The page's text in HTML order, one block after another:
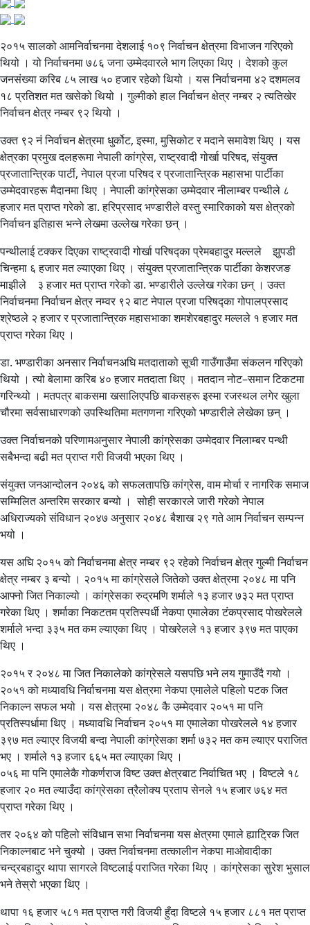
२०१५ सालको आमनिर्वाचनमा देशलाई १०९ निर्वाचन क्षेत्रमा विभाजन गरिएको
थियो । यो निर्वाचनमा ७८६ जना उम्मेदवारले भाग लिएका थिए । देशको कुल
जनसंख्या करिब ८५ लाख ५० हजार रहेको थियो । यस निर्वाचनमा ४२ दशमलव
१८ प्रतिशत मत खसेको थियो । गुल्मीको हाल निर्वाचन क्षेत्र नम्बर २ त्यतिखेर
निर्वाचन क्षेत्र नम्बर ९२ थियो ।
उक्त ९२ नं निर्वाचन क्षेत्रमा धुर्कोट, इस्मा, मुसिकोट र मदाने समावेश थिए । यस
क्षेत्रका प्रमुख दलहरूमा नेपाली कांग्रेस, राष्ट्रवादी गोर्खा परिषद, संयुक्त
प्रजातान्त्रिक पार्टी, नेपाल प्रजा परिषद र प्रजातान्त्रिक महासभा पार्टीका
उम्मेदवारहरू मैदानमा थिए । नेपाली कांग्रेसका उम्मेदवार नीलाम्बर पन्थीले ८
हजार मत प्राप्त गरेको डा. हरिप्रसाद भण्डारीले वस्तु स्मारिकाको यस क्षेत्रको
निर्वाचन इतिहास भन्ने लेखमा उल्लेख गरेका छन् ।
पन्थीलाई टक्कर दिएका राष्ट्रवादी गोर्खा परिषद्का प्रेमबहादुर मल्लले झुपडी
चिन्हमा ६ हजार मत ल्याएका थिए । संयुक्त प्रजातान्त्रिक पार्टीका केशरजङ
माझीले ३ हजार मत प्राप्त गरेको डा. भण्डारीले उल्लेख गरेका छन् । उक्त
निर्वाचनमा निर्वाचन क्षेत्र नम्वर ९२ बाट नेपाल प्रजा परिषद्का गोपालप्रसाद
श्रेष्ठले २ हजार र प्रजातान्त्रिक महासभाका शमशेरबहादुर मल्लले १ हजार मत
प्राप्त गरेका थिए ।
डा. भण्डारीका अनसार निर्वाचनअघि मतदाताको सूची गाउँगाउँमा संकलन गरिएको
थियो । त्यो बेलामा करिब ४० हजार मतदाता थिए । मतदान नोट–समान टिकटमा
गरिन्थ्यो । मतपत्र बाकसमा खसालिएपछि बाकसहरू इस्मा रजस्थल लगेर खुला
चौरमा सर्वसाधारणको उपस्थितिमा मतगणना गरिएको भण्डारीले लेखेका छन् ।
उक्त निर्वाचनको परिणामअनुसार नेपाली कांग्रेसका उम्मेदवार निलाम्बर पन्थी
सबैभन्दा बढी मत प्राप्त गरी विजयी भएका थिए ।
संयुक्त जनआन्दोलन २०४६ को सफलतापछि कांग्रेस, वाम मोर्चा र नागरिक समाज
सम्मिलित अन्तरिम सरकार बन्यो । सोही सरकारले जारी गरेको नेपाल
अधिराज्यको संविधान २०४७ अनुसार २०४८ बैशाख २९ गते आम निर्वाचन सम्पन्न
भयो ।
यस अघि २०१५ को निर्वाचनमा क्षेत्र नम्बर ९२ रहेको निर्वाचन क्षेत्र गुल्मी निर्वाचन
क्षेत्र नम्बर ३ बन्यो । २०१५ मा कांग्रेसले जितेको उक्त क्षेत्रमा २०४८ मा पनि
आफ्नो जित निकाल्यो । कांग्रेसका रुद्रमणि शर्माले १३ हजार ७३२ मत प्राप्त
गरेका थिए । शर्माका निकटतम प्रतिस्पर्धी नेकपा एमालेका टंकप्रसाद पोखरेलले
शर्माले भन्दा ३३५ मत कम ल्याएका थिए । पोखरेलले १३ हजार ३९७ मत पाएका
थिए ।
२०१५ र २०४८ मा जित निकालेको कांग्रेसले यसपछि भने लय गुमाउँदै गयो ।
२०५१ को मध्यावधि निर्वाचनमा यस क्षेत्रमा नेकपा एमालेले पहिलो पटक जित
निकाल्न सफल भयो । यस क्षेत्रमा २०४८ कै उम्मेदवार २०५१ मा पनि
प्रतिस्पर्धामा थिए । मध्यावधि निर्वाचन २०५१ मा एमालेका पोखरेलले १४ हजार
३९७ मत ल्याएर विजयी बन्दा नेपाली कांग्रेसका शर्मा ७३२ मत कम ल्याएर पराजित
भए । शर्माले १३ हजार ६६५ मत ल्याएका थिए ।
०५६ मा पनि एमालेकै गोकर्णराज विष्ट उक्त क्षेत्रबाट निर्वाचित भए । विष्टले १८
हजार २० मत ल्याउँदा कांग्रेसका त्रैलोक्य प्रताप सेनले १५ हजार ७६४ मत
प्राप्त गरेका थिए ।
तर २०६४ को पहिलो संविधान सभा निर्वाचनमा यस क्षेत्रमा एमाले ह्याट्रिक जित
निकाल्नबाट भने चुक्यो । उक्त निर्वाचनमा तत्कालीन नेकपा माओवादीका
चन्द्रबहादुर थापा सागरले विष्टलाई पराजित गरेका थिए । कांग्रेसका सुरेश भुसाल
भने तेस्रो भएका थिए ।
थापा १६ हजार ५८१ मत प्राप्त गरी विजयी हुँदा विष्टले १५ हजार ८८१ मत प्राप्त